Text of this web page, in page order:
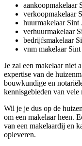
aankoopmakelaar
verkoopmakelaar
huurmakelaar Sint
verhuurmakelaar
bedrijfsmakelaar
vnm makelaar
Je zal een makelaar niet
expertise van de
bouwkundige en
kennisgebieden van vele
Wil je je dus op de
om een makelaar heen.
van een makelaardij en
opleveren.